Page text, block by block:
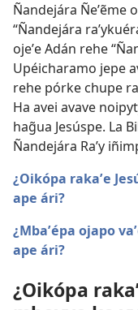
Ñandejára Ñeʼẽme
“Ñandejára
ojeʼe Adán rehe
Upéicharamo jepe
rehe pórke chupe
Ha avei avave
hag̃ua Jesúspe. La
Ñandejára Raʼy
¿Oikópa rakaʼe
ape ári?
¿Mbaʼépa ojapo
ape ári?
¿Oikópa